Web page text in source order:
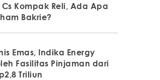
Cs Kompak Reli, Ada Apa
Bakrie?
Emas, Indika Energy
Fasilitas Pinjaman dari
Triliun